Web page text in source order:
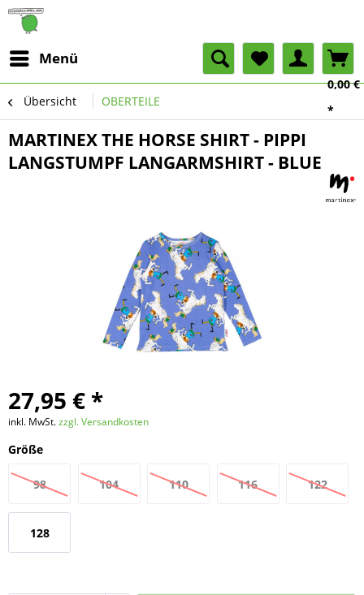
Menü
0,00 €
*
Übersicht OBERTEILE
MARTINEX THE HORSE SHIRT - PIPPI
LANGSTUMPF LANGARMSHIRT - BLUE
27,95 € *
inkl. MwSt.zzgl. Versandkosten
Größe
98 104 110 116 122
128